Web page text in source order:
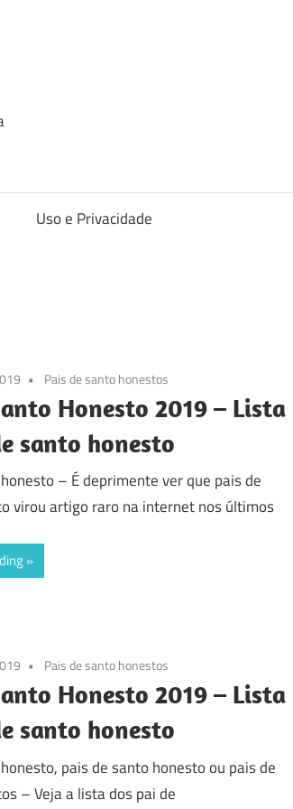
Uso e Privacidade
Pais de santo honestos
Honesto 2019 – Lista
santo honesto
– É deprimente ver que pais de
virou artigo raro na internet nos últimos
Pais de santo honestos
Honesto 2019 – Lista
santo honesto
pais de santo honesto ou pais de
– Veja a lista dos pai de